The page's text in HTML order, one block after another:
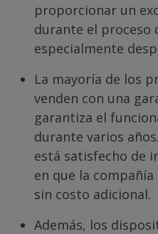
proporcionar un
durante el proceso
especialmente
La mayoría de los
venden con una
garantiza el
durante varios
está satisfecho de
en que la
sin costo adicional.
Además, los